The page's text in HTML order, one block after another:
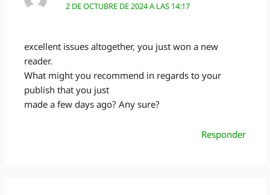
2 DE OCTUBRE DE 2024 A LAS 14:17
excellent issues altogether, you just won a new
reader.
What might you recommend in regards to your
publish that you just
made a few days ago? Any sure?
Responder